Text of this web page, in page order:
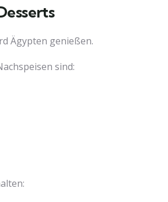
Ägypten genießen.
sind: